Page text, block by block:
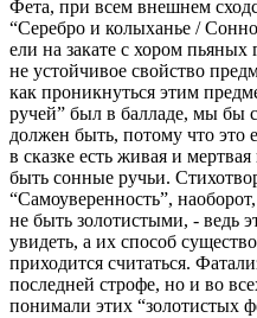
Фета, при всем внешнем
“Серебро и колыханье /
ели на закате с хором пьяных
не устойчивое свойство
как проникнуться этим
ручей” был в балладе, мы бы
должен быть, потому что это
в сказке есть живая и
быть сонные ручьи.
“Самоуверенность”,
не быть золотистыми, - ведь
увидеть, а их способ
приходится считаться.
последней строфе, но и во
понимали этих “золотистых